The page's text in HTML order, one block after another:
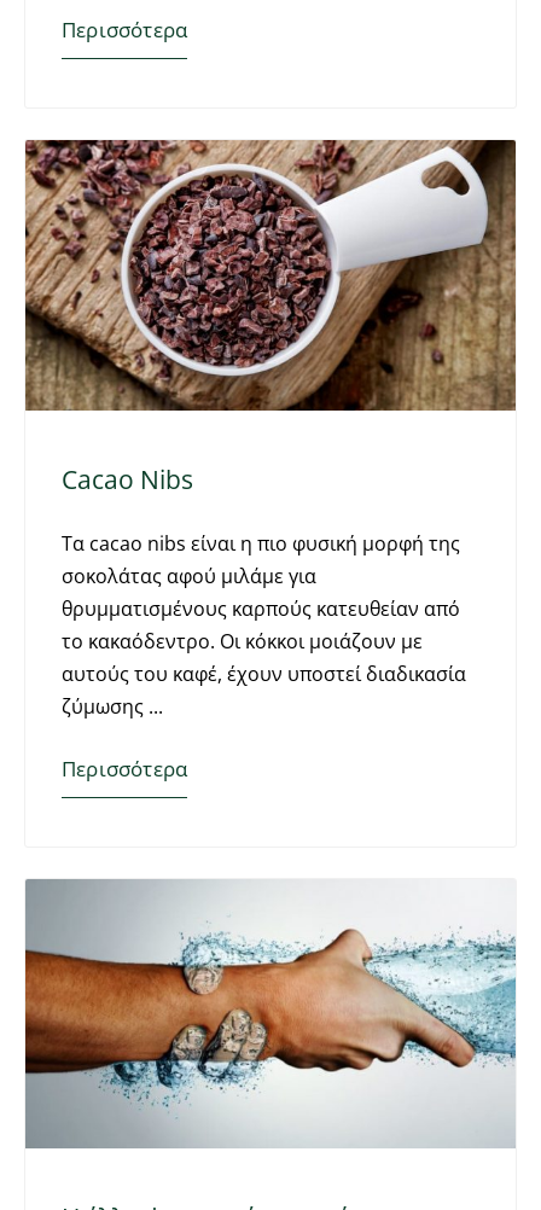
Περισσότερα
Cacao Nibs
Τα cacao nibs είναι η πιο φυσική μορφή της
σοκολάτας αφού μιλάμε για
θρυμματισμένους καρπούς κατευθείαν από
το κακαόδεντρο. Οι κόκκοι μοιάζουν με
αυτούς του καφέ, έχουν υποστεί διαδικασία
ζύμωσης
Περισσότερα